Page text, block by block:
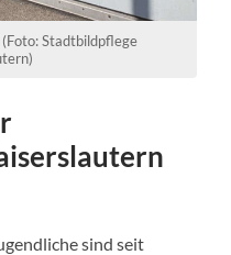
Stadtbildpflege
sind seit